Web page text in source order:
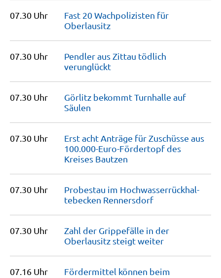
07.30 Uhr
Fast 20 Wachpolizisten für
Oberlausitz
07.30 Uhr
Pendler aus Zittau tödlich
verunglückt
07.30 Uhr
Görlitz bekommt Turnhalle auf
Säulen
07.30 Uhr
Erst acht Anträge für Zuschüsse aus
100.000-Euro-Fördertopf des
Kreises Bautzen
07.30 Uhr
Probestau im Hochwasser­rück­hal­
tebecken Rennersdorf
07.30 Uhr
Zahl der Grippefälle in der
Oberlausitz steigtweiter
07.16 Uhr
Fördermittel können beim